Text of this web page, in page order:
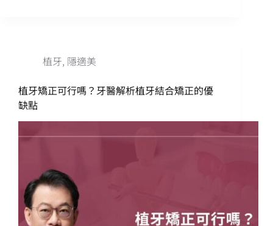
植牙, 隱適美
植牙矯正可行嗎？牙醫解析植牙結合矯正的優
缺點